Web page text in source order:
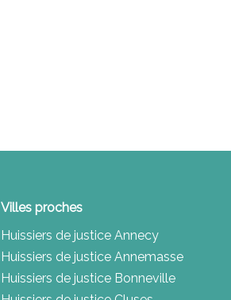
Villes proches
Huissiers de justice Annecy
Huissiers de justice Annemasse
Huissiers de justice Bonneville